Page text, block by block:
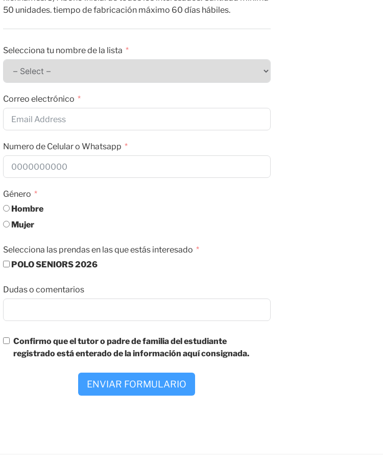
50 unidades. tiempo de fabricación máximo 60 días hábiles.
Selecciona tu nombre de la lista
Correo electrónico
Numero de Celular o Whatsapp
Género
Hombre
Mujer
Selecciona las prendas en las que estás interesado
POLO SENIORS 2026
Dudas o comentarios
Confirmo que el tutor o padre de familia del estudiante
registrado está enterado de la información aquí consignada.
ENVIAR FORMULARIO